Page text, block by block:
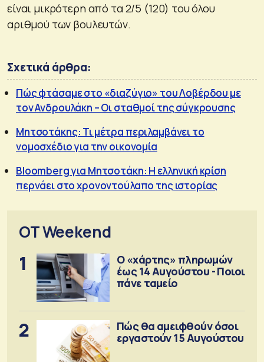
είναι μικρότερη από τα 2/5 (120) του όλου
αριθμού των βουλευτών.
Σχετικά άρθρα:
Πώς φτάσαμε στο «διαζύγιο» του Λοβέρδου με
τον Ανδρουλάκη – Οι σταθμοί της σύγκρουσης
Μητσοτάκης: Τι μέτρα περιλαμβάνει το
νομοσχέδιο για την οικονομία
Bloomberg για Μητσοτάκη: Η ελληνική κρίση
περνάει στο χρονοντούλαπο της ιστορίας
OT Weekend
1
Ο «χάρτης» πληρωμών
έως 14 Αυγούστου - Ποιοι
πάνε ταμείο
2
Πώς θα αμειφθούν όσοι
εργαστούν 15 Αυγούστου